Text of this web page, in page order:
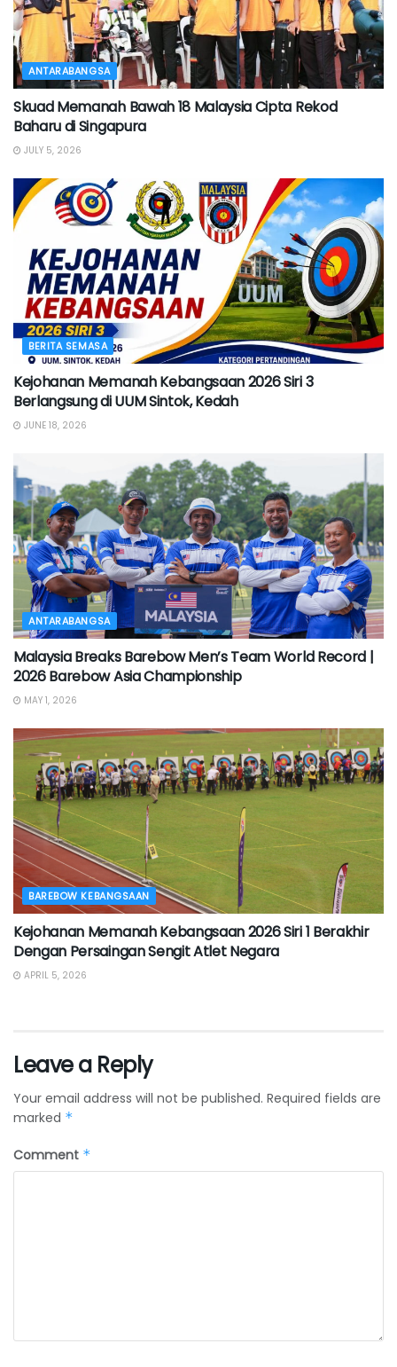
ANTARABANGSA
Skuad Memanah Bawah 18 Malaysia Cipta Rekod
Baharu di Singapura
JULY 5, 2026
BERITA SEMASA
Kejohanan Memanah Kebangsaan 2026 Siri 3
Berlangsung di UUM Sintok, Kedah
JUNE 18, 2026
ANTARABANGSA
Malaysia Breaks Barebow Men’s Team World Record |
2026 Barebow Asia Championship
MAY 1, 2026
BAREBOW KEBANGSAAN
Kejohanan Memanah Kebangsaan 2026 Siri 1 Berakhir
Dengan Persaingan Sengit Atlet Negara
APRIL 5, 2026
Leave a Reply
Your email address will not be published. Required fields are
marked *
Comment *